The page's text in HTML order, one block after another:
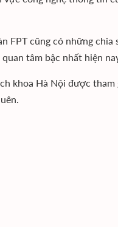
FPT cũng có những
tâm bậc nhất hiện
khoa Hà Nội được